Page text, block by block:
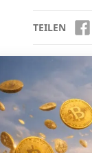
TEILEN